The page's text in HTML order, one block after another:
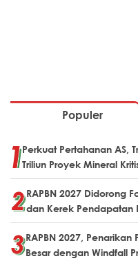
Populer
Perkuat Pertahanan AS,
Triliun Proyek Mineral
RAPBN 2027 Didorong
dan Kerek Pendapatan
RAPBN 2027,
Besar dengan Windfall